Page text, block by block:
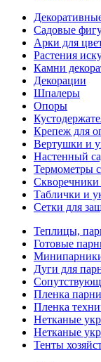
Садовые
Арки для
Растения
Камни
Декорации
Шпалеры
Опоры
Крепеж для
Вертушки и
Настенный
Термометры
Скворечники
Таблички и
Сетки для
Теплицы,
Готовые
Дуги для
Пленка
Пленка
Нетканые
Нетканые
Тенты